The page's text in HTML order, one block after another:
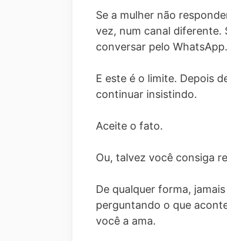
Se a mulher não
vez, num canal diferente.
conversar pelo
E este é o limite. Depois
continuar insistindo.
Aceite o fato.
Ou, talvez você consiga
De qualquer forma,
perguntando o que
você a ama.